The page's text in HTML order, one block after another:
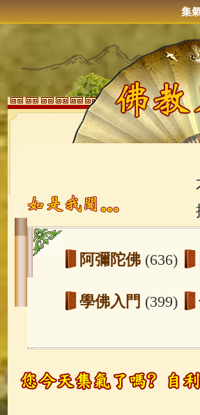
集
阿彌陀佛 (636)
學佛入門 (399)
玉曆寶鈔(236)
觀世音菩薩 (146)